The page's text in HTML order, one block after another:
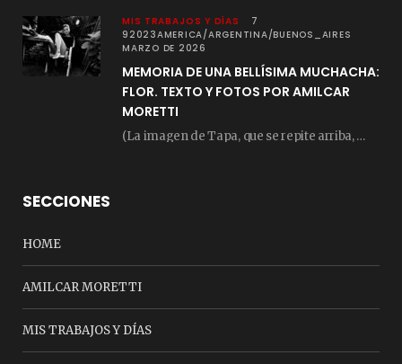
MIS TRABAJOS Y DÍAS
7
92023AMERICA/ARGENTINA/BUENOS_AIRES
MARZO DE 2026
MEMORIA DE UNA BELLÍSIMA MUCHACHA:
FLOR. TEXTO Y FOTOS POR AMILCAR
MORETTI
(La imagen de Tapa, que se repite arriba, fue compuesta por Amilcar Moretti el viernes…
SECCIONES
HOME
AMILCAR MORETTI
MIS TRABAJOS Y DÍAS